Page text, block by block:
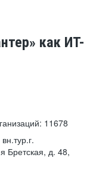
как ИТ-
11678
Бретская, д. 48,